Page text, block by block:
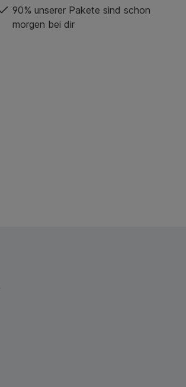
90% unserer Pakete sind schon
morgen bei dir